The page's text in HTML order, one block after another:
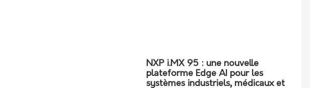
NXP i.MX 95 : une nouvelle
plateforme Edge AI pour les
systèmes industriels, médicaux et